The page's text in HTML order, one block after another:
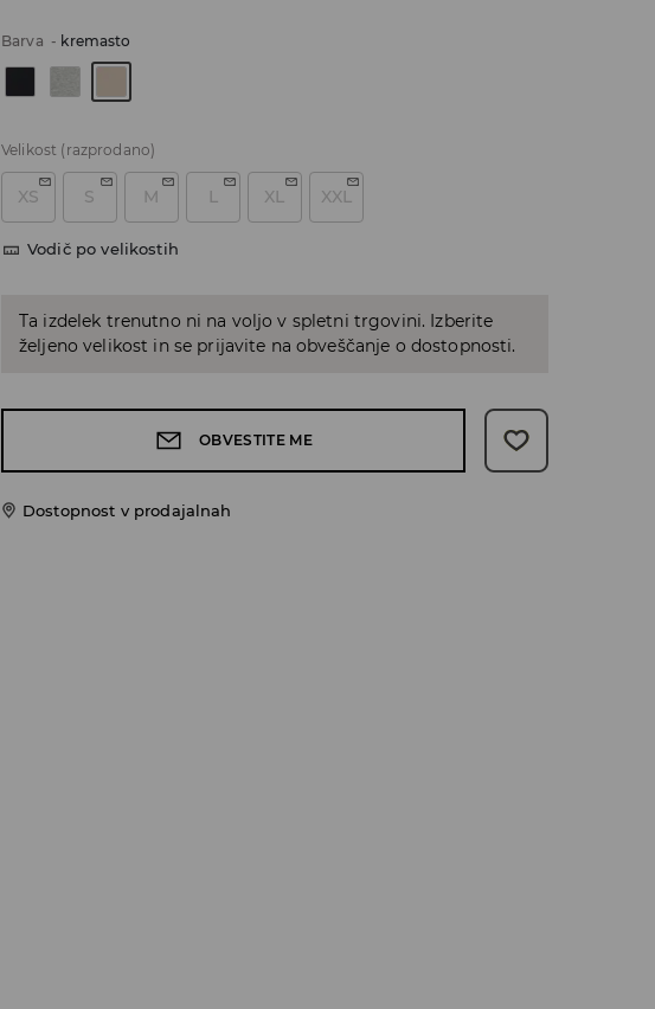
Barva - kremasto
Velikost (razprodano)
XS S M L XL XXL
Vodič po velikostih
Ta izdelek trenutno ni na voljo v spletni trgovini. Izberite
željeno velikost in se prijavite na obveščanje o dostopnosti.
OBVESTITE ME
Dostopnost v prodajalnah